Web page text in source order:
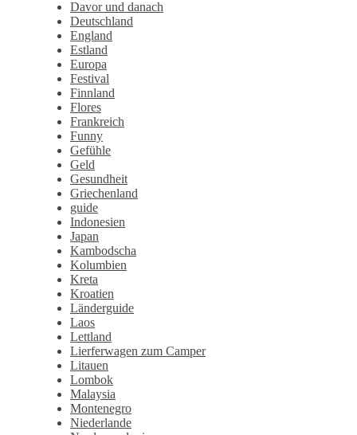
Davor und danach
Deutschland
England
Estland
Europa
Festival
Finnland
Flores
Frankreich
Funny
Gefühle
Geld
Gesundheit
Griechenland
guide
Indonesien
Japan
Kambodscha
Kolumbien
Kreta
Kroatien
Länderguide
Laos
Lettland
Lierferwagen zum Camper
Litauen
Lombok
Malaysia
Montenegro
Niederlande